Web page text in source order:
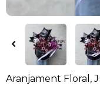
Aranjament Floral,